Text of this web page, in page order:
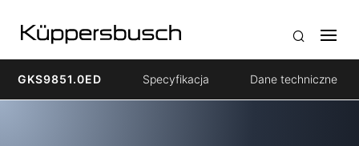
GKS9851.0ED Specyfikacja Dane techniczne